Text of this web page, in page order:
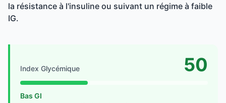
la résistance à l'insuline ou suivant un régime à faible
IG.
Index Glycémique 50
Bas GI